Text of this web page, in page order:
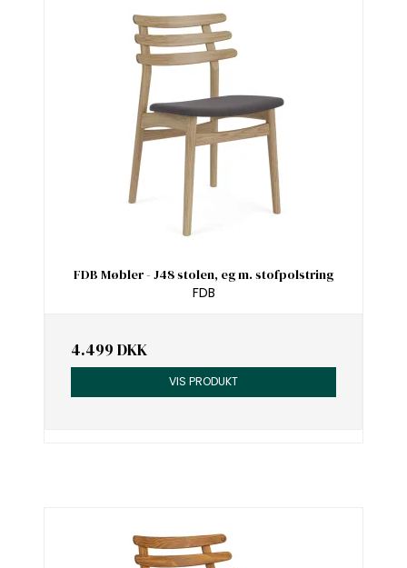
FDB Møbler - J48 stolen, eg m. stofpolstring
FDB
4.499 DKK
VIS PRODUKT